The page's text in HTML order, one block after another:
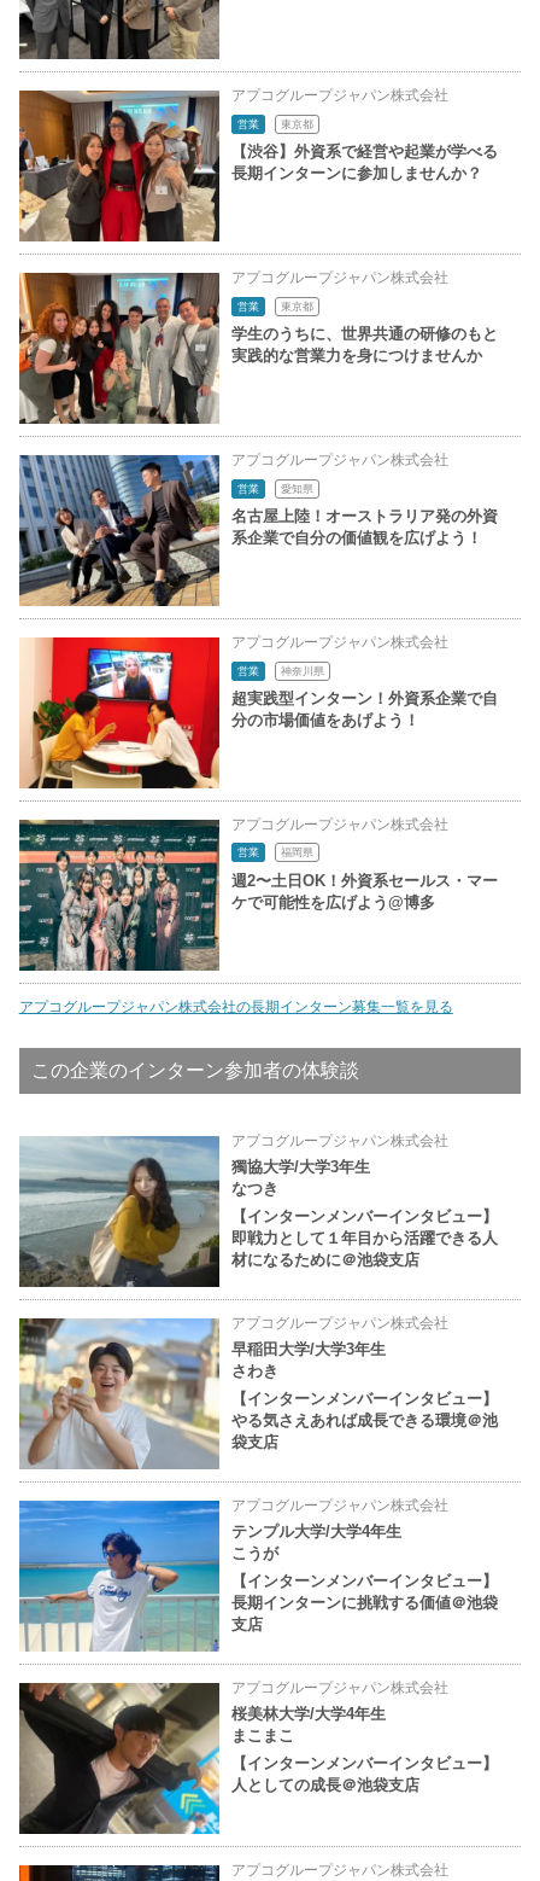
アプコグループジャパン株式会社
営業 東京都
【渋谷】外資系で経営や起業が学べる
長期インターンに参加しませんか？
アプコグループジャパン株式会社
営業 東京都
学生のうちに、世界共通の研修のもと
実践的な営業力を身につけませんか
アプコグループジャパン株式会社
営業 愛知県
名古屋上陸！オーストラリア発の外資
系企業で自分の価値観を広げよう！
アプコグループジャパン株式会社
営業 神奈川県
超実践型インターン！外資系企業で自
分の市場価値をあげよう！
アプコグループジャパン株式会社
営業 福岡県
週2〜土日OK！外資系セールス・マー
ケで可能性を広げよう@博多
アプコグループジャパン株式会社の長期インターン募集一覧を見る
この企業のインターン参加者の体験談
アプコグループジャパン株式会社
獨協大学/大学3年生
なつき
【インターンメンバーインタビュー】
即戦力として１年目から活躍できる人
材になるために＠池袋支店
アプコグループジャパン株式会社
早稲田大学/大学3年生
さわき
【インターンメンバーインタビュー】
やる気さえあれば成長できる環境＠池
袋支店
アプコグループジャパン株式会社
テンプル大学/大学4年生
こうが
【インターンメンバーインタビュー】
長期インターンに挑戦する価値＠池袋
支店
アプコグループジャパン株式会社
桜美林大学/大学4年生
まこまこ
【インターンメンバーインタビュー】
人としての成長＠池袋支店
アプコグループジャパン株式会社